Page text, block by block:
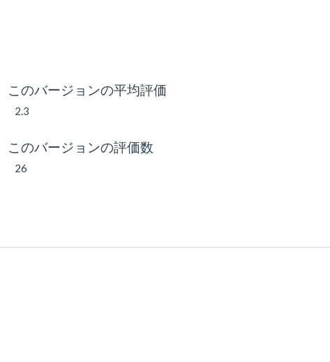
このバージョンの平均評価
2.3
このバージョンの評価数
26